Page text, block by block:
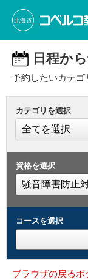
北海道
日程か
予約したいカテゴ
カテゴリを選択
資格を選択
コースを選択
ブラウザの戻るボ